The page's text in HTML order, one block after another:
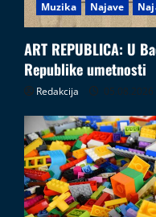
Muzika
Najave
ART REPUBLICA: U
Republike umetnosti
Redakcija 05.08.2026